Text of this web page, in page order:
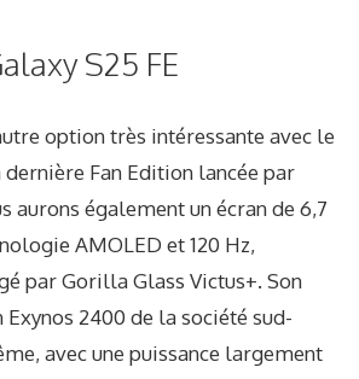
S25 FE
option très intéressante avec le
dernière Fan Edition lancée par
aurons également un écran de 6,7
AMOLED et 120 Hz,
par Gorilla Glass Victus+. Son
Exynos 2400 de la société sud-
avec une puissance largement